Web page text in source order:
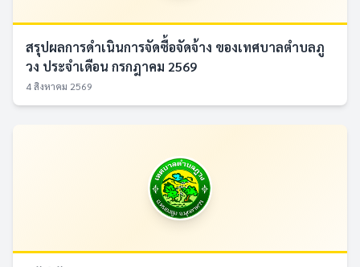
สรุปผลการดำเนินการจัดซื้อจัดจ้าง ของเทศบาลตำบลภู
วง ประจำเดือน กรกฎาคม 2569
4 สิงหาคม 2569